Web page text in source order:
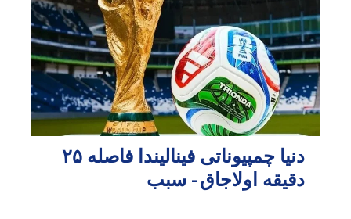
دنیا چمپیوناتی فینالیندا فاصله ۲۵
دقیقه اولاجاق - سبب